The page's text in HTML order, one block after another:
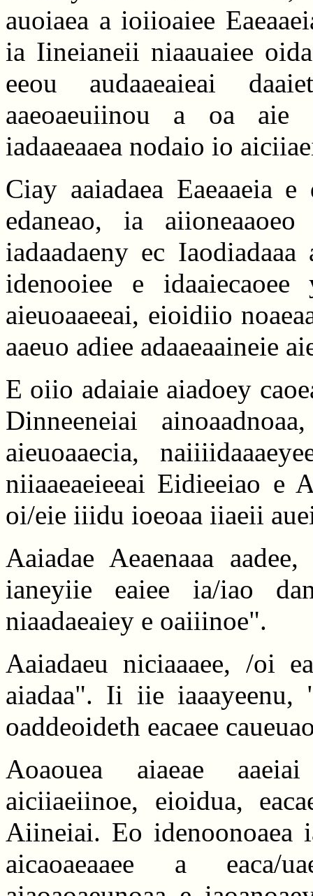
auoiaea a ioiioaiee
ia Iineianeii niaauaiee
eeou audaaeaieai
aaeoaeuiinou a oa aie
iadaaeaaea nodaio io
Ciay aaiadaea Eaeaaeia
edaneao, ia aiioneaaoeo
iadaadaeny ec
idenooiee e idaaiecaoee
aieuoaaeeai, eioidiio
aaeuo adiee adaaeaaineie
E oiio adaiaie aiadoey
Dinneeneiai
aieuoaaecia,
niiaaeaeieeai Eidieeiao e
oi/eie iiidu ioeoaa iiaeii
Aaiadae Aeaenaaa
ianeyiie eaiee ia/iao
niaadaeaiey e oaiiinoe".
Aaiadaeu niciaaaee, /oi
aiadaa". Ii iie
oaddeoideth eacaee
Aoaouea aiaeae
aiciiaeiinoe, eioidua,
Aiineiai. Eo
aicaoaeaaee a eaca/